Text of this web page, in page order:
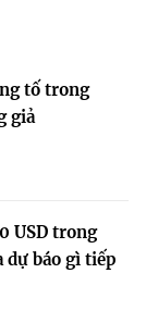
tố trong
giả
USD trong
dự báo gì tiếp